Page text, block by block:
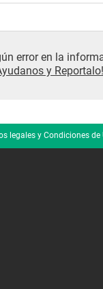
error en la
y Reportalo!
legales y Condiciones de